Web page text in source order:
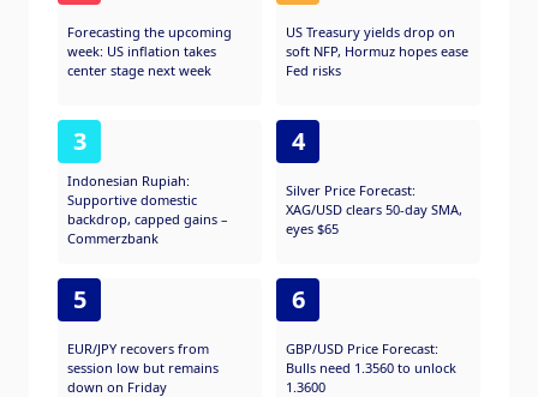
Forecasting the upcoming
week: US inflation takes
center stage next week
US Treasury yields drop on
soft NFP, Hormuz hopes ease
Fed risks
3
Indonesian Rupiah:
Supportive domestic
backdrop, capped gains –
Commerzbank
4
Silver Price Forecast:
XAG/USD clears 50-day SMA,
eyes $65
5
EUR/JPY recovers from
session low but remains
down on Friday
6
GBP/USD Price Forecast:
Bulls need 1.3560 to unlock
1.3600